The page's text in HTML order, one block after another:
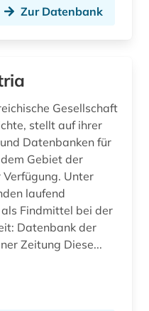
Zur Datenbank
Gesellschaft
stellt auf ihrer
Datenbanken für
Gebiet der
Unter
laufend
Findmittel bei der
der
Verstorbenen aus der Wiener Zeitung Diese...